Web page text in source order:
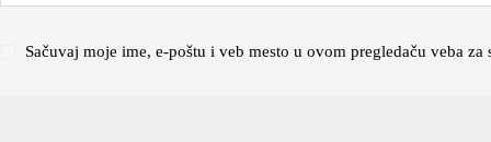
Sačuvaj moje ime, e-poštu i veb mesto u ovom pregledaču veba za